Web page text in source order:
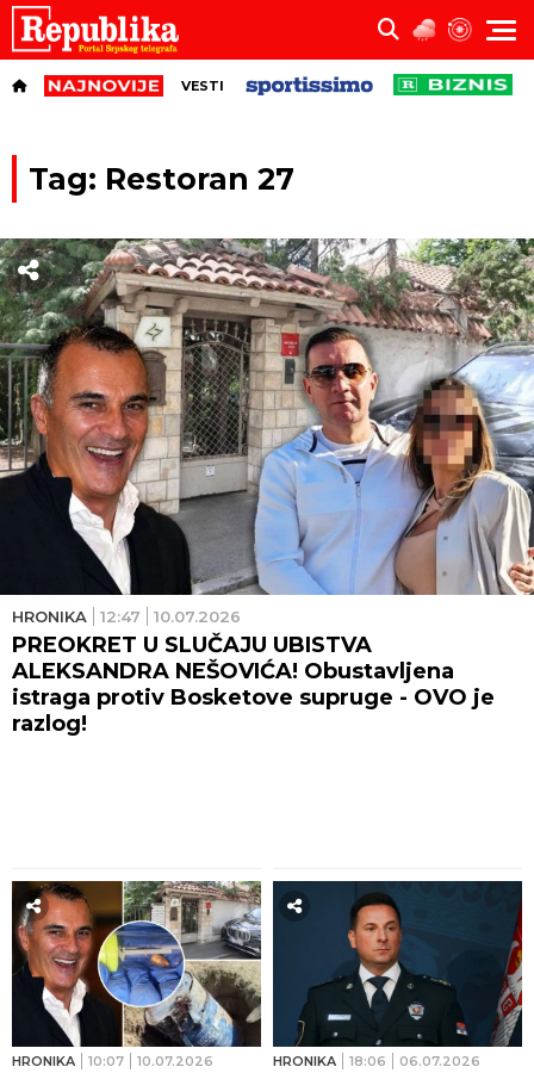
VESTI
Tag: Restoran 27
HRONIKA 12:47 10.07.2026
PREOKRET U SLUČAJU UBISTVA
ALEKSANDRA NEŠOVIĆA! Obustavljena
istraga protiv Bosketove supruge - OVO je
razlog!
HRONIKA 10:07 10.07.2026 HRONIKA 18:06 06.07.2026